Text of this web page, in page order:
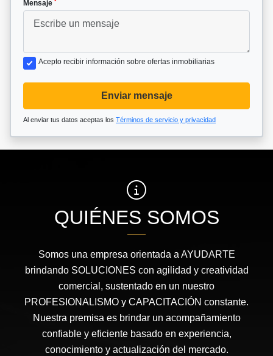
Mensaje
Acepto recibir información sobre ofertas inmobiliarias
Enviar mensaje
Al enviar tus datos aceptas los Términos de servicio y privacidad
QUIÉNES SOMOS
Somos una empresa orientada a AYUDARTE
brindando SOLUCIONES con agilidad y creatividad
comercial, sustentado en un nuestro
PROFESIONALISMO y CAPACITACIÓN constante.
Nuestra premisa es brindar un acompañamiento
confiable y eficiente basado en experiencia,
conocimiento y actualización del mercado.